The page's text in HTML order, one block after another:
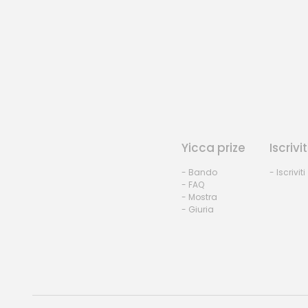
Yicca prize
- Bando
- FAQ
- Mostra
- Giuria
- Iscriviti